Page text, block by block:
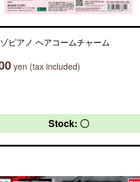
ピアノ ヘアコームチャーム
yen (tax included)
Stock: 〇